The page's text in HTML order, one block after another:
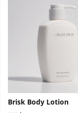
Brisk Body Lotion